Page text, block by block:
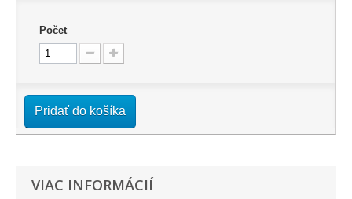
Počet
Pridať do košíka
VIAC INFORMÁCIÍ